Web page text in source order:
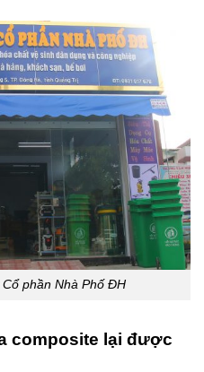
phần Nhà Phố ĐH
composite lại được